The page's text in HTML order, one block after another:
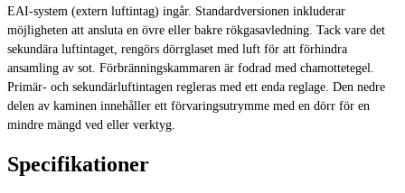
EAI-system (extern luftintag) ingår. Standardversionen inkluderar
möjligheten att ansluta en övre eller bakre rökgasavledning. Tack vare det
sekundära luftintaget, rengörs dörrglaset med luft för att förhindra
ansamling av sot. Förbränningskammaren är fodrad med chamottetegel.
Primär- och sekundärluftintagen regleras med ett enda reglage. Den nedre
delen av kaminen innehåller ett förvaringsutrymme med en dörr för en
mindre mängd ved eller verktyg.
Specifikationer